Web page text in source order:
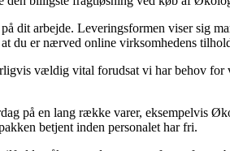
dit arbejde. Leveringsformen viser sig
du er nærved online virksomhedens
vældig vital forudsat vi har behov for
på en lang række varer, eksempelvis
betjent inden personalet har fri.